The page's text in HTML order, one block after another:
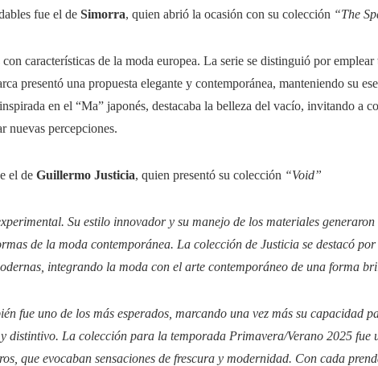
fue el de Simorra, quien abrió la ocasión con su colección “The
características de la moda europea. La serie se distinguió por emplear
presentó una propuesta elegante y contemporánea, manteniendo su
en el “Ma” japonés, destacaba la belleza del vacío, invitando a
nuevas percepciones.
el de Guillermo Justicia, quien presentó su colección “Void”
Su estilo innovador y su manejo de los materiales
de la moda contemporánea. La colección de Justicia se destacó
integrando la moda con el arte contemporáneo de una forma
fue uno de los más esperados, marcando una vez más su capacidad
distintivo. La colección para la temporada Primavera/Verano 2025 fue
que evocaban sensaciones de frescura y modernidad. Con cada